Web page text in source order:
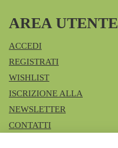
AREA UTENTE
ACCEDI
REGISTRATI
WISHLIST
ISCRIZIONE ALLA
NEWSLETTER
CONTATTI